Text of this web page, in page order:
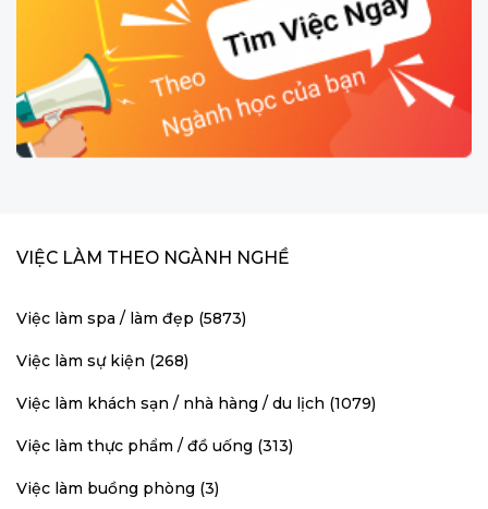
VIỆC LÀM THEO NGÀNH NGHỀ
Việc làm spa / làm đẹp (5873)
Việc làm sự kiện (268)
Việc làm khách sạn / nhà hàng / du lịch (1079)
Việc làm thực phẩm / đồ uống (313)
Việc làm buồng phòng (3)